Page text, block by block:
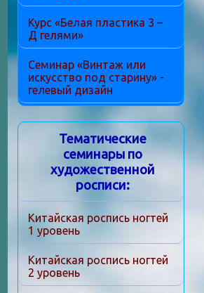
Курс «Белая пластика 3 –
Д гелями»
Семинар «Винтаж или
искусство под старину» -
гелевый дизайн
Тематические
семинары по
художественной
росписи:
Китайская роспись ногтей
1 уровень
Китайская роспись ногтей
2 уровень